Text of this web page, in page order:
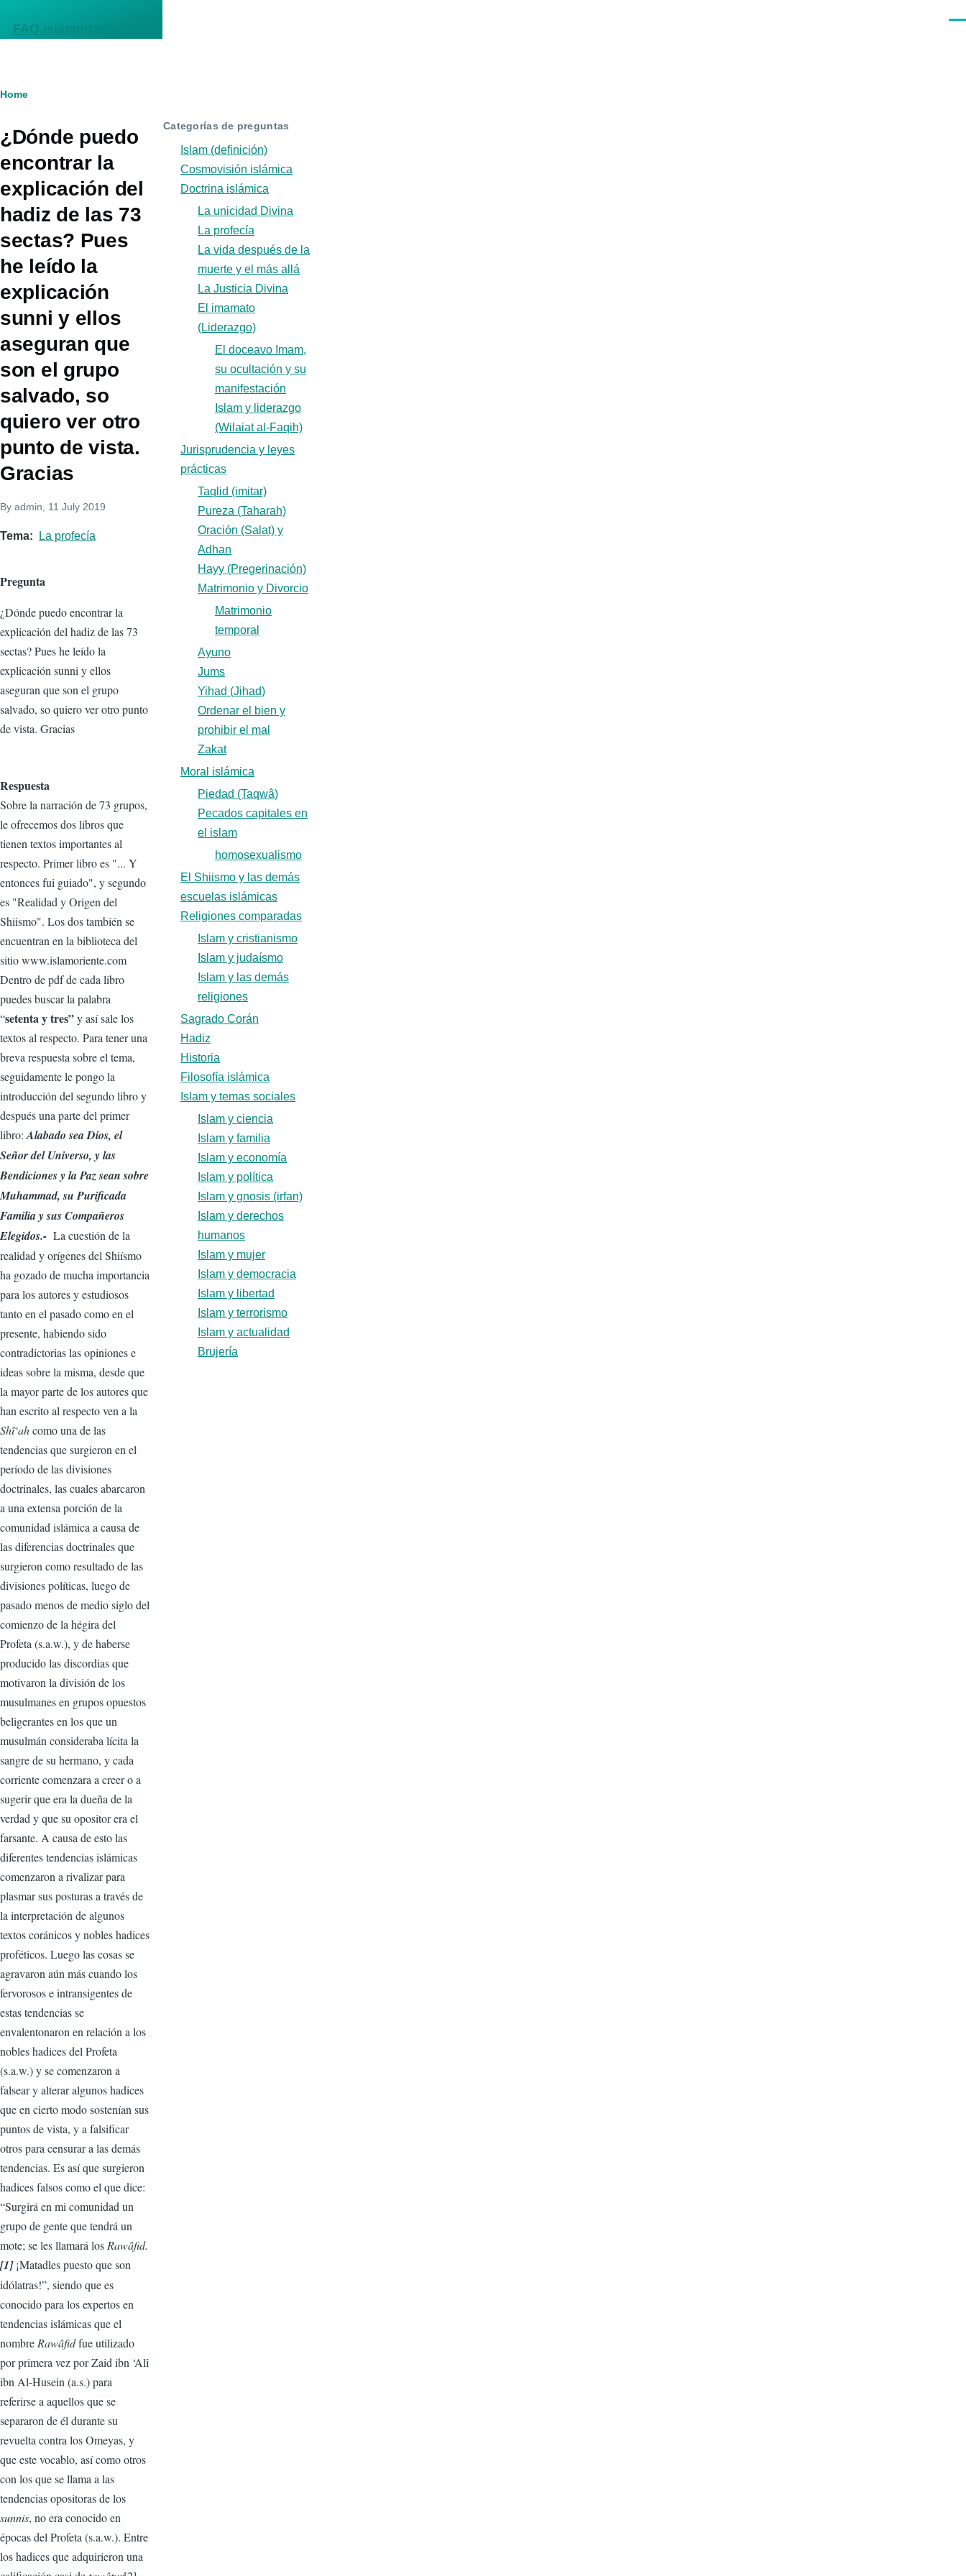
FAQ.islamoriente.com
Breadcrumb
Home
¿Dónde puedo
encontrar la
explicación del
hadiz de las 73
sectas? Pues
he leído la
explicación
sunni y ellos
aseguran que
son el grupo
salvado, so
quiero ver otro
punto de vista.
Gracias
By admin , 11 July 2019
Tema La profecía
Pregunta
¿Dónde puedo encontrar la
explicación del hadiz de las 73
sectas? Pues he leído la
explicación sunni y ellos
aseguran que son el grupo
salvado, so quiero ver otro punto
de vista. Gracias
Respuesta
Sobre la narración de 73 grupos,
le ofrecemos dos libros que
tienen textos importantes al
respecto. Primer libro es "... Y
entonces fui guiado", y segundo
es "Realidad y Origen del
Shiismo". Los dos también se
encuentran en la biblioteca del
sitio www.islamoriente.com
Dentro de pdf de cada libro
puedes buscar la palabra
“setenta y tres”y así sale los
textos al respecto. Para tener una
breva respuesta sobre el tema,
seguidamente le pongo la
introducción del segundo libro y
después una parte del primer
libro: Alabado sea Dios, el
Señor del Universo, y las
Bendiciones y la Paz sean sobre
Muhammad,su Purificada
Familia y sus Compañeros
Elegidos.- La cuestión de la
realidad y orígenes del Shiísmo
ha gozado de mucha importancia
para los autores y estudiosos
tanto en el pasado como en el
presente, habiendo sido
contradictorias las opiniones e
ideas sobre la misma, desde que
la mayor parte de los autores que
han escrito al respecto ven a la
Shî‘ahcomo una de las
tendencias que surgieron en el
período de las divisiones
doctrinales, las cuales abarcaron
a una extensa porción de la
comunidad islámica a causa de
las diferencias doctrinales que
surgieron como resultado de las
divisiones políticas, luego de
pasado menos de medio siglo del
comienzo de la hégira del
Profeta (s.a.w.), y de haberse
producido las discordias que
motivaron la división de los
musulmanes en grupos opuestos
beligerantes en los que un
musulmán consideraba lícita la
sangre de su hermano, y cada
corriente comenzara a creer o a
sugerir que era la dueña de la
verdad y que su opositor era el
farsante. A causa de esto las
diferentes tendencias islámicas
comenzaron a rivalizar para
plasmar sus posturas a través de
la interpretación de algunos
textos coránicos y nobles hadices
proféticos. Luego las cosas se
agravaron aún más cuando los
fervorosos e intransigentes de
estas tendencias se
envalentonaron en relación a los
nobles hadices del Profeta
(s.a.w.) y se comenzaron a
falsear y alterar algunos hadices
que en cierto modo sostenían sus
puntos de vista, y a falsificar
otros para censurar a las demás
tendencias. Es así que surgieron
hadices falsos como el que dice:
“Surgirá en mi comunidad un
grupo de gente que tendrá un
mote; se les llamará los Rawâfid.
[1]¡Matadles puesto que son
idólatras!”, siendo que es
conocido para los expertos en
tendencias islámicas que el
nombre Rawâfidfue utilizado
por primera vez por Zaid ibn ‘Alî
ibn Al-Husein (a.s.) para
referirse a aquellos que se
separaron de él durante su
revuelta contra los Omeyas, y
que este vocablo, así como otros
con los que se llama a las
tendencias opositoras de los
sunnis, no era conocido en
épocas del Profeta (s.a.w.). Entre
los hadices que adquirieron una
Categorías de preguntas
Islam (definición)
Cosmovisión islámica
Doctrina islámica
La unicidad Divina
La profecía
La vida después de la
muerte y el más allá
La Justicia Divina
El imamato
(Liderazgo)
El doceavo Imam,
su ocultación y su
manifestación
Islam y liderazgo
(Wilaiat al-Faqih)
Jurisprudencia y leyes
prácticas
Taqlid (imitar)
Pureza (Taharah)
Oración (Salat) y
Adhan
Hayy (Pregerinación)
Matrimonio y Divorcio
Matrimonio
temporal
Ayuno
Jums
Yihad (Jihad)
Ordenar el bien y
prohibir el mal
Zakat
Moral islámica
Piedad (Taqwâ)
Pecados capitales en
el islam
homosexualismo
El Shiismo y las demás
escuelas islámicas
Religiones comparadas
Islam y cristianismo
Islam y judaísmo
Islam y las demás
religiones
Sagrado Corán
Hadiz
Historia
Filosofía islámica
Islam y temas sociales
Islam y ciencia
Islam y familia
Islam y economía
Islam y política
Islam y gnosis (irfan)
Islam y derechos
humanos
Islam y mujer
Islam y democracia
Islam y libertad
Islam y terrorismo
Islam y actualidad
Brujería